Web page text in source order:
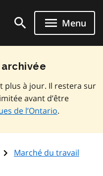
Menu
plus à jour. Il restera sur
avant d’être
de l’Ontario.
Marché du travail